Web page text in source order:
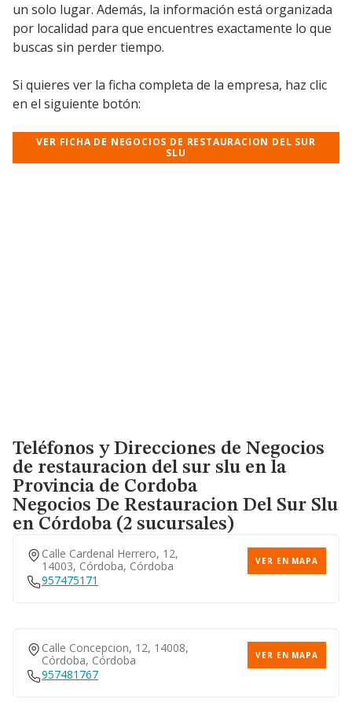
un solo lugar. Además, la información está organizada
por localidad para que encuentres exactamente lo que
buscas sin perder tiempo.
Si quieres ver la ficha completa de la empresa, haz clic
en el siguiente botón:
VER FICHA DE NEGOCIOS DE RESTAURACION DEL SUR
SLU
Teléfonos y Direcciones de Negocios
de restauracion del sur slu en la
Provincia de Cordoba
Negocios De Restauracion Del Sur Slu
en Córdoba (2 sucursales)
Calle Cardenal Herrero, 12,
14003, Córdoba, Córdoba
VER EN MAPA
957475171
Calle Concepcion, 12, 14008,
Córdoba, Córdoba
VER EN MAPA
957481767